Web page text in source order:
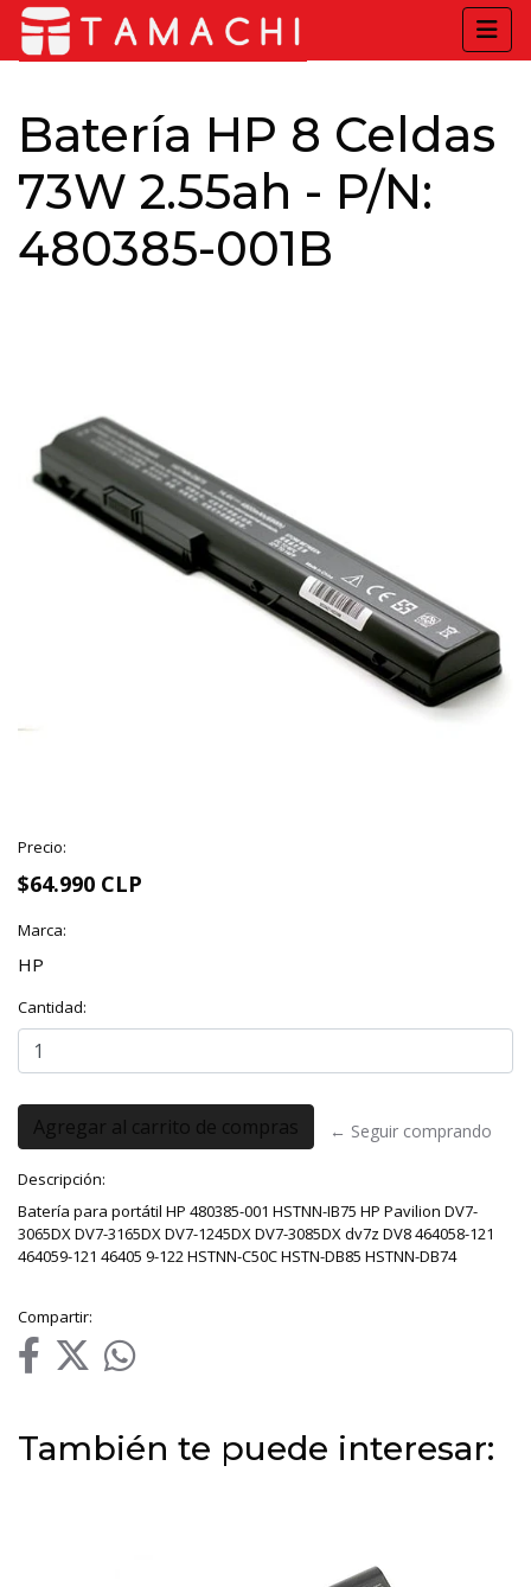
Batería HP 8 Celdas
73W 2.55ah - P/N:
480385-001B
Precio:
$64.990 CLP
Marca:
HP
Cantidad:
← Seguir comprando
Descripción:
Batería para portátil HP 480385-001 HSTNN-IB75 HP Pavilion DV7-
3065DX DV7-3165DX DV7-1245DX DV7-3085DX dv7z DV8 464058-121
464059-121 46405 9-122 HSTNN-C50C HSTN-DB85 HSTNN-DB74
Compartir:
También te puede interesar: